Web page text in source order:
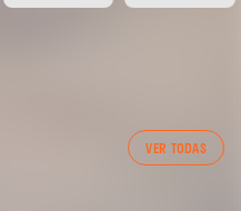
VER TODAS
CF 04/03/26